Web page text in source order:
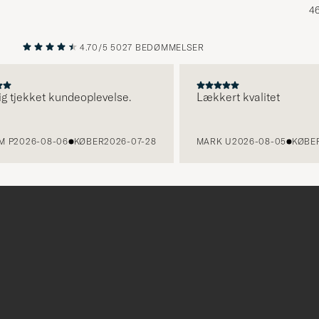
FORRIGE
4.70/5 5027 BEDØMMELSER
kundeoplevelse.
08-06 KØBER2026-07-28
Lækkert kvalitet
MARK U2026-08-05 KØBER